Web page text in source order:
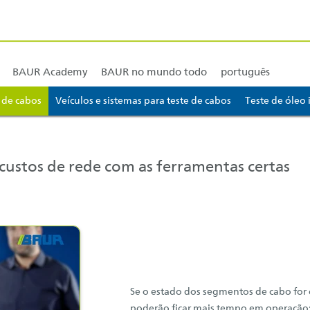
[AK + 3]
cabos Veículos e sistemas para teste de cabos Teste de
& instrução
BAUR Academy BAUR no mundo todo
BAUR América do Norte e América Central BAUR América do Sul
português
de rede com as ferramentas certas
(opens in new Tab)
Se o estado dos segmentos de cabo